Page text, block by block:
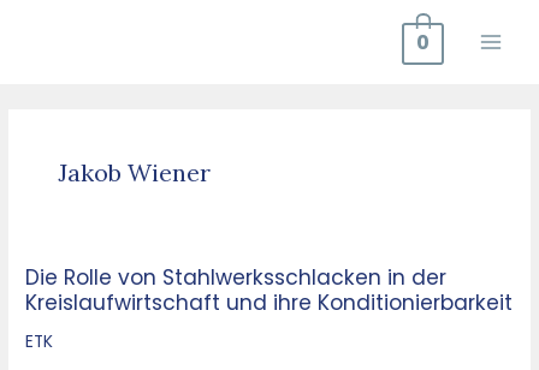
0
Jakob Wiener
Die Rolle von Stahlwerksschlacken in der
Kreislaufwirtschaft und ihre Konditionierbarkeit
ETK
Die
Rolle
von